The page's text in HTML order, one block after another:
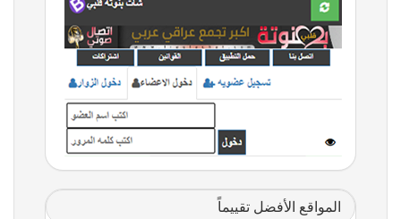
المواقع الأفضل تقييماً